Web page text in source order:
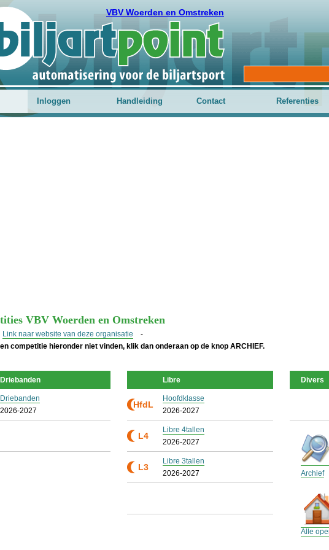
VBV Woerden en Omstreken
Inloggen Handleiding Contact Referenties
VBV Woerden en Omstreken
Link naar website van deze organisatie -
competitie hieronder niet vinden, klik dan onderaan op de knop ARCHIEF.
Driebanden
Driebanden
2026-2027
Libre
HfdL
Hoofdklasse
2026-2027
L4
Libre 4tallen
2026-2027
L3
Libre 3tallen
2026-2027
Divers
Archief
Alle